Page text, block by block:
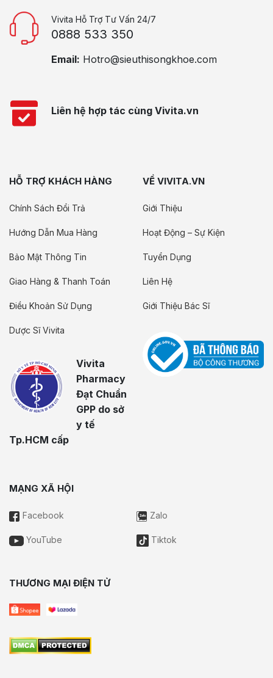
Vivita Hỗ Trợ Tư Vấn 24/7
0888 533 350
Email: Hotro@sieuthisongkhoe.com
Liên hệ hợp tác cùng Vivita.vn
HỖ TRỢ KHÁCH HÀNG
Chính Sách Đổi Trả
Hướng Dẫn Mua Hàng
Bảo Mật Thông Tin
Giao Hàng & Thanh Toán
Điều Khoản Sử Dụng
Dược Sĩ Vivita
Vivita
Pharmacy
Đạt Chuẩn
GPP do sở
y tế
Tp.HCM cấp
VỀ VIVITA.VN
Giới Thiệu
Hoạt Động – Sự Kiện
Tuyển Dụng
Liên Hệ
Giới Thiệu Bác Sĩ
MẠNG XÃ HỘI
Facebook Zalo
YouTube Tiktok
THƯƠNG MẠI ĐIỆN TỬ